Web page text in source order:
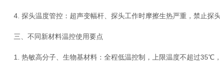
4. 探头温度管控：超声变幅杆、探头工作时摩擦生热严重，禁止探
三、不同新材料温控使用要点
1. 热敏高分子、生物基材料：全程低温控制，上限温度不超过35℃